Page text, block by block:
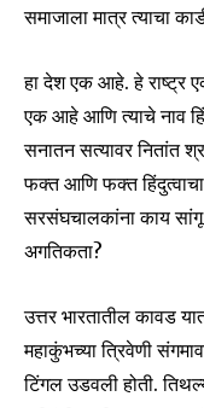
I've read and accept
Fans
समाजाला मात्र त्याचा
हा देश एक आहे. हे
एक आहे आणि त्याचे नाव
सनातन सत्यावर नितांत
फक्त आणि फक्त
सरसंघचालकांना काय
अगतिकता?
उत्तर भारतातील कावड
महाकुंभच्या त्रिवेणी
टिंगल उडवली होती.